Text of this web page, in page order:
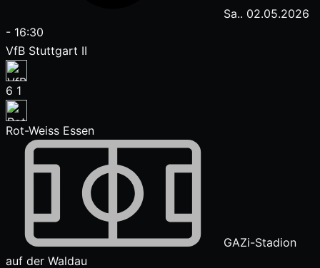
Sa.. 02.05.2026
- 16:30
VfB Stuttgart II
6 1
Rot-Weiss Essen
GAZi-Stadion
auf der Waldau